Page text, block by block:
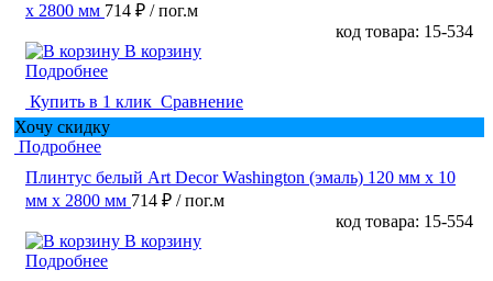
х 2800 мм 714 ₽ / пог.м
код товара: 15-534
В корзину
Подробнее
Купить в 1 клик Сравнение
Хочу скидку
Подробнее
Плинтус белый Art Decor Washington (эмаль) 120 мм х 10
мм х 2800 мм 714 ₽ / пог.м
код товара: 15-554
В корзину
Подробнее